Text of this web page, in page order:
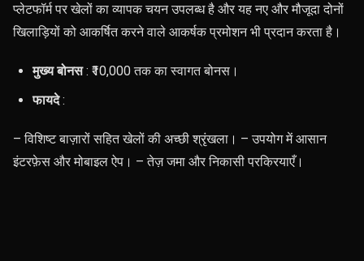
प्लेटफॉर्म पर खेलों का व्यापक चयन उपलब्ध है और यह नए और मौजूदा दोनों
खिलाड़ियों को आकर्षित करने वाले आकर्षक प्रमोशन भी प्रदान करता है।
मुख्य बोनस: ₹10,000 तक का स्वागत बोनस।
फायदे:
– विशिष्ट बाज़ारों सहित खेलों की अच्छी श्रृंखला। – उपयोग में आसान
इंटरफ़ेस और मोबाइल ऐप। – तेज़ जमा और निकासी प्रक्रियाएँ।